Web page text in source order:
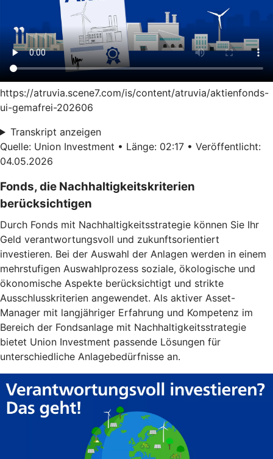
https://atruvia.scene7.com/is/content/atruvia/aktienfonds-
ui-gemafrei-202606
Transkript anzeigen
Quelle: Union Investment • Länge: 02:17 • Veröffentlicht:
04.05.2026
Fonds, die Nachhaltigkeitskriterien
berücksichtigen
Durch Fonds mit Nachhaltigkeitsstrategie können Sie Ihr
Geld verantwortungsvoll und zukunftsorientiert
investieren. Bei der Auswahl der Anlagen werden in einem
mehrstufigen Auswahlprozess soziale, ökologische und
ökonomische Aspekte berücksichtigt und strikte
Ausschlusskriterien angewendet. Als aktiver Asset-
Manager mit langjähriger Erfahrung und Kompetenz im
Bereich der Fondsanlage mit Nachhaltigkeitsstrategie
bietet Union Investment passende Lösungen für
unterschiedliche Anlagebedürfnisse an.